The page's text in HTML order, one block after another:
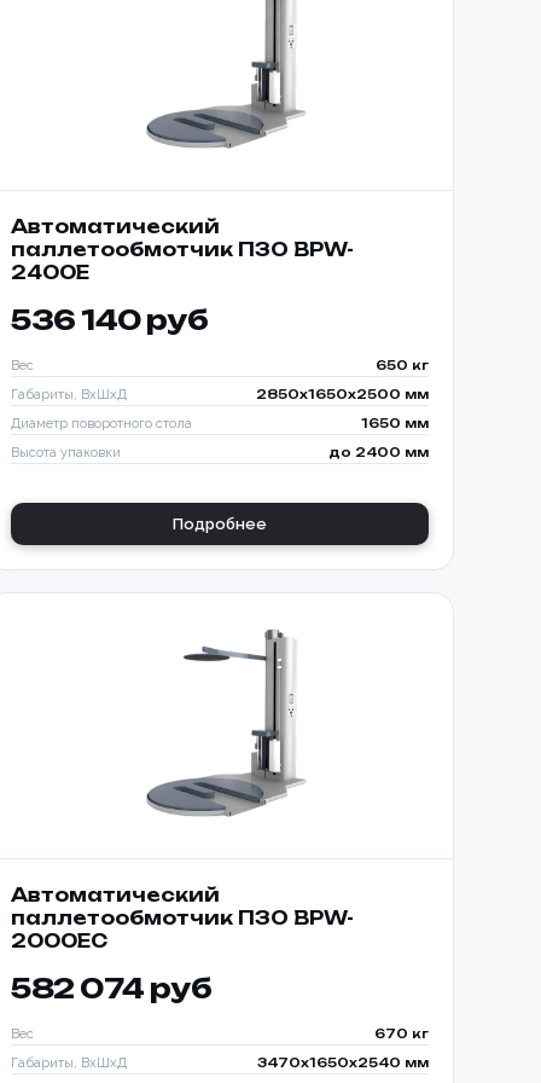
Автоматический
паллетообмотчик ПЗО BPW-
2400E
536 140 руб
Вес 650 кг
Габариты, ВхШхД 2850х1650х2500 мм
Диаметр поворотного стола 1650 мм
Высота упаковки до 2400 мм
Подробнее
Автоматический
паллетообмотчик ПЗО BPW-
2000EC
582 074 руб
Вес 670 кг
Габариты, ВхШхД 3470х1650х2540 мм
С
K